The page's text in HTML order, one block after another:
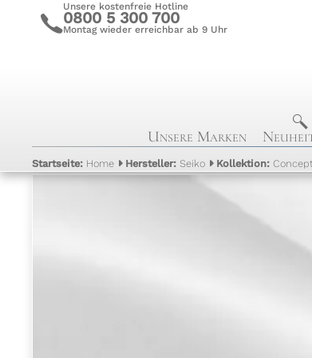
c
Unsere kostenfreie Hotline
0800 5 300 700
Montag wieder erreichbar ab 9 Uhr
b
Unsere Marken
Startseite: Home Hersteller:Seiko Kollektion: